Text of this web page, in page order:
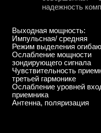
надежность
Выходная мощность:
Импульсная/ средняя
Режим выделения
Ослабление мощности
зондирующего сигнала
Чувствительность
третьей гармонике
Ослабление уровней
приемника
Антенна, поляризация